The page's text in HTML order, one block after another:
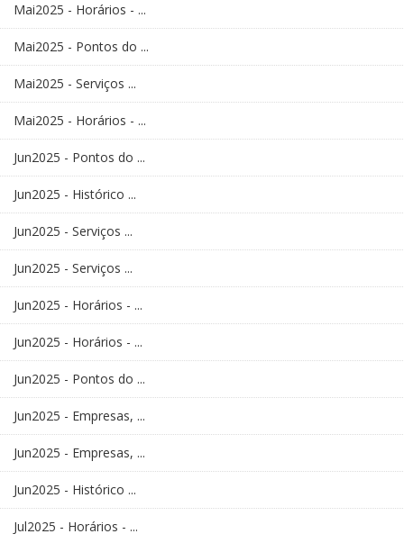
Mai2025 - Horários - ...
Mai2025 - Pontos do ...
Mai2025 - Serviços ...
Mai2025 - Horários - ...
Jun2025 - Pontos do ...
Jun2025 - Histórico ...
Jun2025 - Serviços ...
Jun2025 - Serviços ...
Jun2025 - Horários - ...
Jun2025 - Horários - ...
Jun2025 - Pontos do ...
Jun2025 - Empresas, ...
Jun2025 - Empresas, ...
Jun2025 - Histórico ...
Jul2025 - Horários - ...